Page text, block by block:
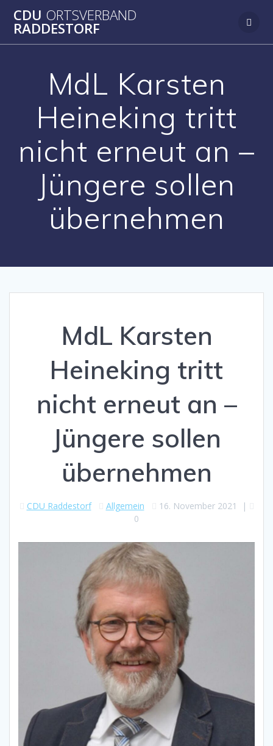
CDU ORTSVERBAND
RADDESTORF
MdL Karsten
Heineking tritt
nicht erneut an –
Jüngere sollen
übernehmen
MdL Karsten
Heineking tritt
nicht erneut an –
Jüngere sollen
übernehmen
CDU Raddestorf Allgemein 16. November 2021
|
0